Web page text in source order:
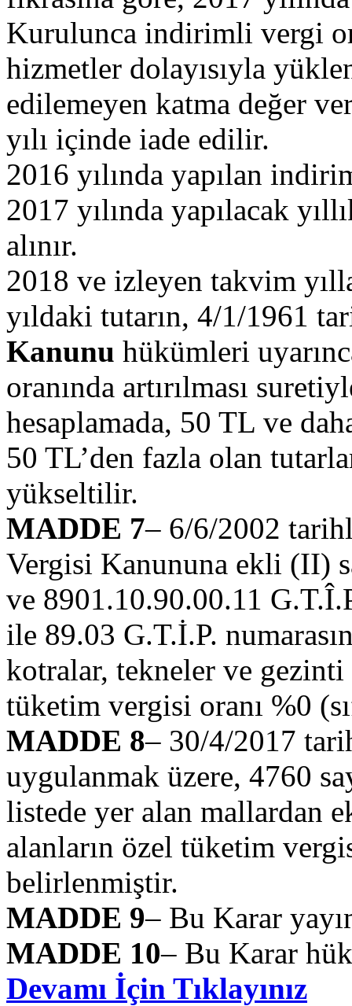
Kurulunca indirimli vergi
hizmetler dolayısıyla
edilemeyen katma değer
yılı içinde iade edilir.
2016 yılında yapılan
2017 yılında yapılacak
alınır.
2018 ve izleyen takvim
yıldaki tutarın, 4/1/1961
Kanunu hükümleri
oranında artırılması
hesaplamada, 50 TL ve
50 TL’den fazla olan
yükseltilir.
MADDE 7– 6/6/2002
Vergisi Kanununa ekli (II)
ve 8901.10.90.00.11
ile 89.03 G.T.İ.P.
kotralar, tekneler ve
tüketim vergisi oranı %0
MADDE 8– 30/4/2017
uygulanmak üzere, 4760
listede yer alan mallardan
alanların özel tüketim
belirlenmiştir.
MADDE 9– Bu Karar
MADDE 10– Bu Karar
Devamı İçin Tıklayınız